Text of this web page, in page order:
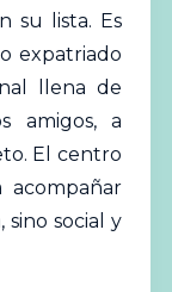
su lista. Es
expatriado
llena de
amigos, a
El centro
sino social y